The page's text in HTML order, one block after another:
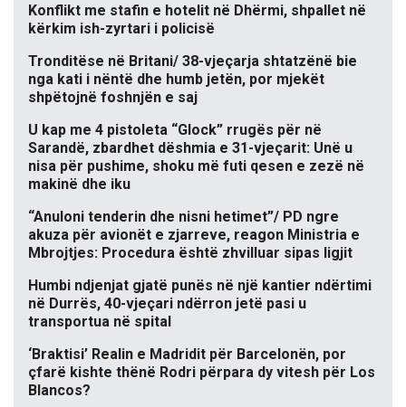
Konflikt me stafin e hotelit në Dhërmi, shpallet në
kërkim ish-zyrtari i policisë
Tronditëse në Britani/ 38-vjeçarja shtatzënë bie
nga kati i nëntë dhe humb jetën, por mjekët
shpëtojnë foshnjën e saj
U kap me 4 pistoleta “Glock” rrugës për në
Sarandë, zbardhet dëshmia e 31-vjeçarit: Unë u
nisa për pushime, shoku më futi qesen e zezë në
makinë dhe iku
“Anuloni tenderin dhe nisni hetimet”/ PD ngre
akuza për avionët e zjarreve, reagon Ministria e
Mbrojtjes: Procedura është zhvilluar sipas ligjit
Humbi ndjenjat gjatë punës në një kantier ndërtimi
në Durrës, 40-vjeçari ndërron jetë pasi u
transportua në spital
‘Braktisi’ Realin e Madridit për Barcelonën, por
çfarë kishte thënë Rodri përpara dy vitesh për Los
Blancos?